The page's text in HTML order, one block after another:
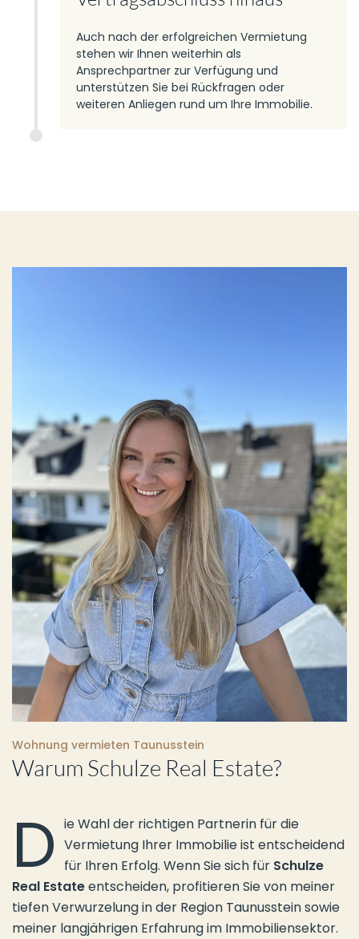
Auch nach der erfolgreichen Vermietung
stehen wir Ihnen weiterhin als
Ansprechpartner zur Verfügung und
unterstützen Sie bei Rückfragen oder
weiteren Anliegen rund um Ihre Immobilie.
Wohnung vermieten Taunusstein
Warum Schulze Real Estate?
D ie Wahl der richtigen Partnerin für die
Vermietung Ihrer Immobilie ist entscheidend
für Ihren Erfolg. Wenn Sie sich für Schulze
Real Estateentscheiden, profitieren Sie von meiner
tiefen Verwurzelung in der Region Taunusstein sowie
meiner langjährigen Erfahrung im Immobiliensektor.